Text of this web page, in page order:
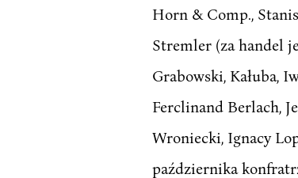
Horn & Comp.,
Stremler (za handel
Grabowski, Kałuba,
Ferclinand Berlach,
Wroniecki, Ignacy
października